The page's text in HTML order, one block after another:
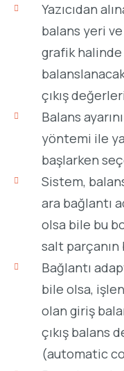
Yazıcıdan
balans yeri
grafik
çıkış
Balans
yöntemi ile
başlarken
Sistem,
ara bağlantı
olsa bile bu
salt
Bağlantı
bile olsa,
olan giriş
çıkış balans
(automatic